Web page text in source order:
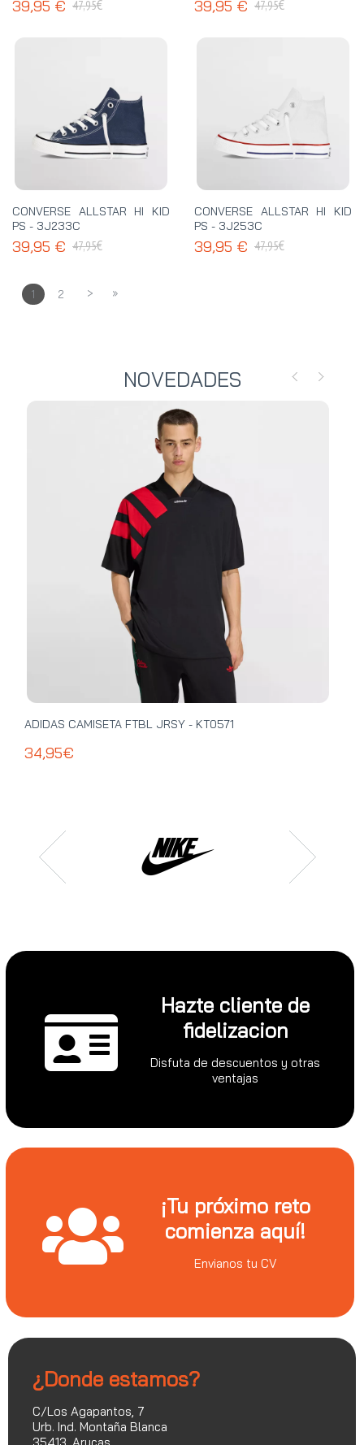
39,95 € 47,95€ 39,95 € 47,95€
CONVERSE ALLSTAR HI KID
PS - 3J233C
39,95 € 47,95€
CONVERSE ALLSTAR HI KID
PS - 3J253C
39,95 € 47,95€
1 2 > »
NOVEDADES
ADIDAS CAMISETA FTBL JRSY - KT0571
34,95€
Hazte cliente de
fidelizacion
Disfuta de descuentos y otras
ventajas
¡Tu próximo reto
comienza aquí!
Envianos tu CV
¿Donde estamos?
C/Los Agapantos, 7
Urb. Ind. Montaña Blanca